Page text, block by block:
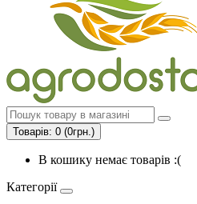
Товарів: 0 (0грн.)
В кошику немає товарів :(
Категорії